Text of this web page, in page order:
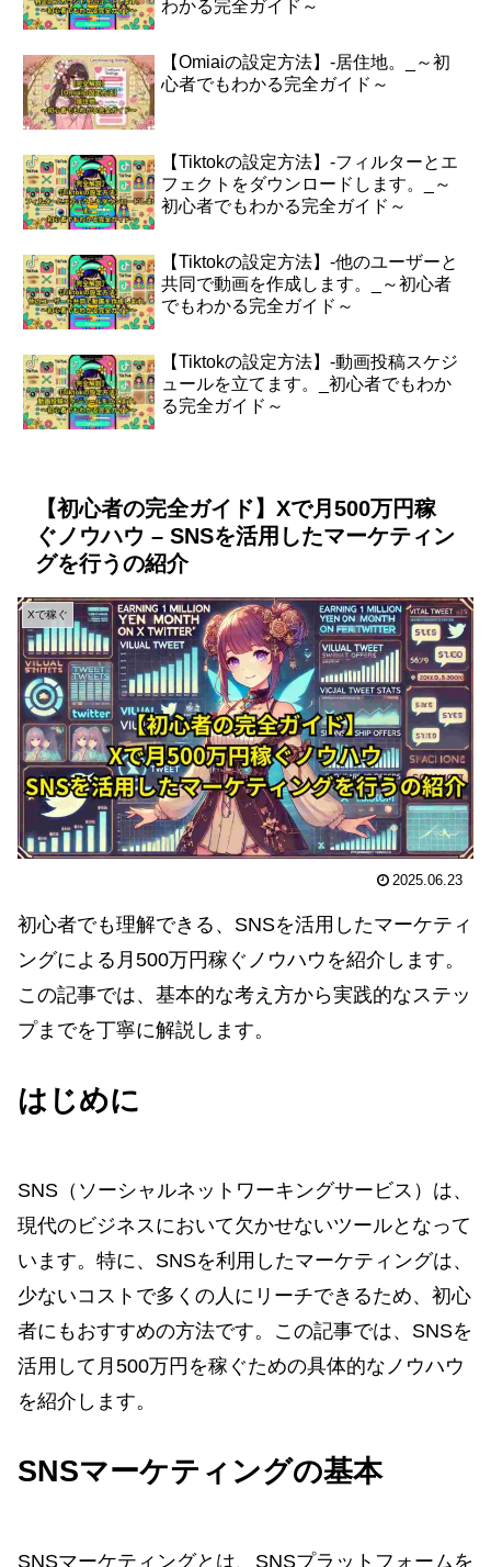
わかる完全ガイド～
【Omiaiの設定方法】-居住地。_～初
心者でもわかる完全ガイド～
【Tiktokの設定方法】-フィルターとエ
フェクトをダウンロードします。_～
初心者でもわかる完全ガイド～
【Tiktokの設定方法】-他のユーザーと
共同で動画を作成します。_～初心者
でもわかる完全ガイド～
【Tiktokの設定方法】-動画投稿スケジ
ュールを立てます。_初心者でもわか
る完全ガイド～
【初心者の完全ガイド】Xで月500万円稼
ぐノウハウ – SNSを活用したマーケティン
グを行うの紹介
Xで稼ぐ
2025.06.23
初心者でも理解できる、SNSを活用したマーケティ
ングによる月500万円稼ぐノウハウを紹介します。
この記事では、基本的な考え方から実践的なステッ
プまでを丁寧に解説します。
はじめに
SNS（ソーシャルネットワーキングサービス）は、
現代のビジネスにおいて欠かせないツールとなって
います。特に、SNSを利用したマーケティングは、
少ないコストで多くの人にリーチできるため、初心
者にもおすすめの方法です。この記事では、SNSを
活用して月500万円を稼ぐための具体的なノウハウ
を紹介します。
SNSマーケティングの基本
SNSマーケティングとは、SNSプラットフォームを